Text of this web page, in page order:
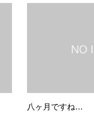
八ヶ月ですね…